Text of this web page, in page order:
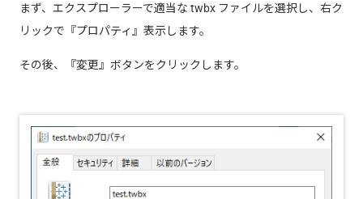
まず、エクスプローラーで適当な twbx ファイルを選択し、右ク
リックで『プロパティ』表示します。
その後、『変更』ボタンをクリックします。